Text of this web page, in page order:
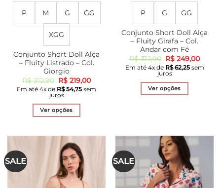
P M G GG
XGG
Conjunto Short Doll Alça
– Fluity Listrado – Col.
Giorgio
R$312,90 O
preço
original
era:
R$ 312,90.
R$ 219,00O
preço
atual
Em até 4x de R$54,75 sem
juros
Ver opções
tem
várias
variantes.
As
opções
P G GG
Conjunto Short Doll Alça
– Fluity Girafa – Col.
Andar com Fé
R$312,90 O
preço
original
era:
R$ 312,90.
R$ 249,00O
preço
atual
Em até 4x de R$62,25sem
juros
Ver opções
variantes.
As
opções
podem
ser
SALE SALE